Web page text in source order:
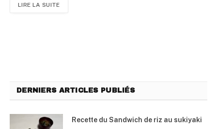
LIRE LA SUITE
DERNIERS ARTICLES PUBLIÉS
Recette du Sandwich de riz au sukiyaki